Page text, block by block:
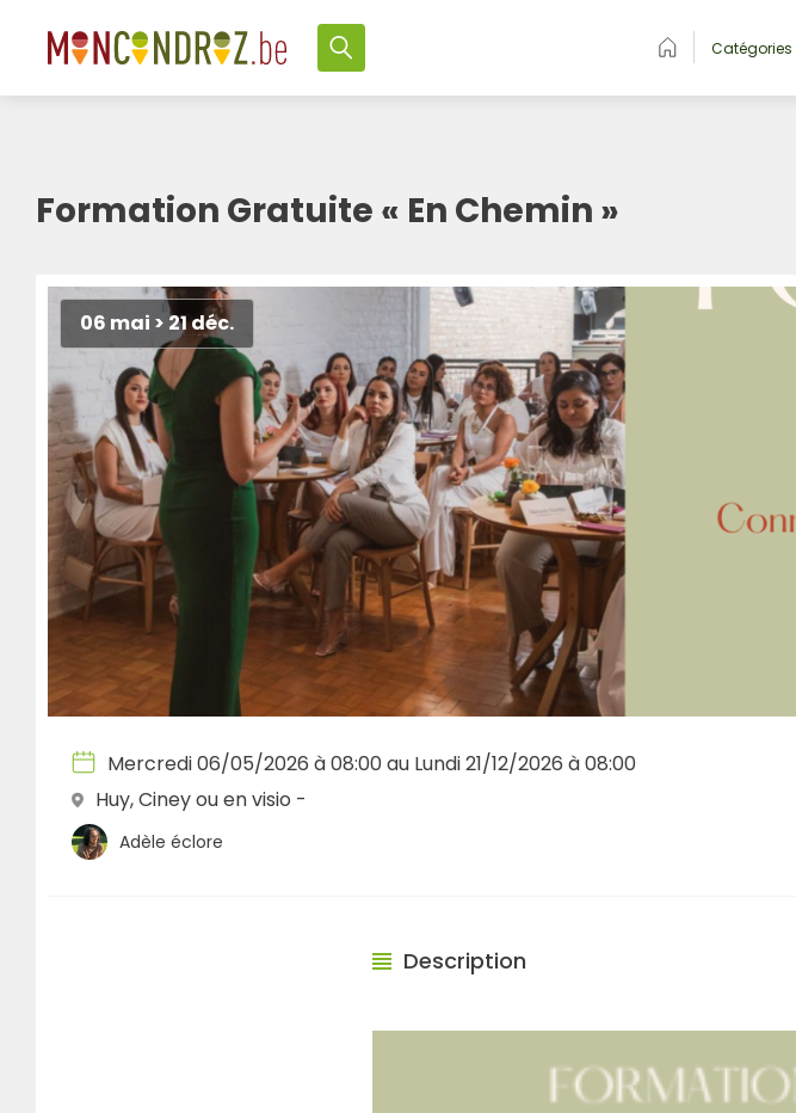
Catégories
Formation Gratuite « En Chemin »
06 mai > 21 déc.
Mercredi 06/05/2026 à 08:00 au Lundi 21/12/2026 à 08:00
Huy, Ciney ou en visio -
Adèle éclore
Description